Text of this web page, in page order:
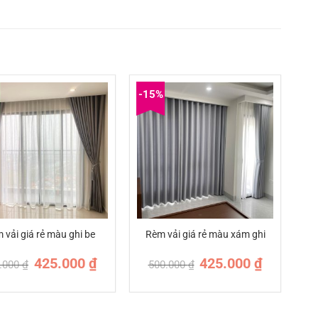
vải giá rẻ màu ghi be
₫ Giá
gốc
500.000 ₫.
425.000 ₫Giá
hiện
là:
-15%
Rèm vải giá rẻ màu xám ghi
500.000₫ Giá
gốc
500.000 ₫.
425.000 ₫Giá
là: